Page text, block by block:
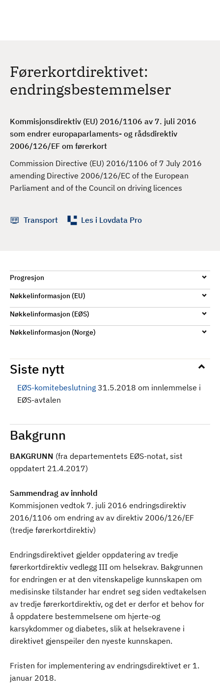
Førerkortdirektivet:
endringsbestemmelser
Kommisjonsdirektiv (EU) 2016/1106 av 7. juli 2016
som endrer europaparlaments- og rådsdirektiv
2006/126/EF om førerkort
Commission Directive (EU) 2016/1106 of 7 July 2016
amending Directive 2006/126/EC of the European
Parliament and of the Council on driving licences
Transport Les i Lovdata Pro
Progresjon
Nøkkelinformasjon (EU)
Nøkkelinformasjon (EØS)
Nøkkelinformasjon (Norge)
Siste nytt
EØS-komitebeslutning 31.5.2018 om innlemmelse i
EØS-avtalen
Bakgrunn
BAKGRUNN (fra departementets EØS-notat, sist
oppdatert 21.4.2017)
Sammendrag av innhold
Kommisjonen vedtok 7. juli 2016 endringsdirektiv
2016/1106 om endring av av direktiv 2006/126/EF
(tredje førerkortdirektiv)
Endringsdirektivet gjelder oppdatering av tredje
førerkortdirektiv vedlegg III om helsekrav. Bakgrunnen
for endringen er at den vitenskapelige kunnskapen om
medisinske tilstander har endret seg siden vedtakelsen
av tredje førerkortdirektiv, og det er derfor et behov for
å oppdatere bestemmelsene om hjerte-og
karsykdommer og diabetes, slik at helsekravene i
direktivet gjenspeiler den nyeste kunnskapen.
Fristen for implementering av endringsdirektivet er 1.
januar 2018.